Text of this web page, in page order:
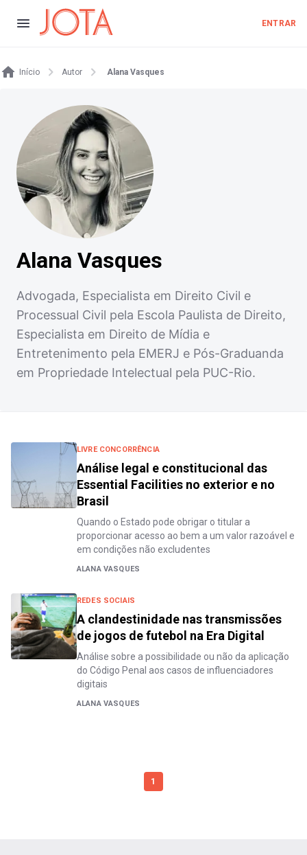
ENTRAR
Início Autor Alana Vasques
Alana Vasques
Advogada, Especialista em Direito Civil e
Processual Civil pela Escola Paulista de Direito,
Especialista em Direito de Mídia e
Entretenimento pela EMERJ e Pós-Graduanda
em Propriedade Intelectual pela PUC-Rio.
LIVRE CONCORRÊNCIA
Análise legal e constitucional das
Essential Facilities no exterior e no
Brasil
Quando o Estado pode obrigar o titular a
proporcionar acesso ao bem a um valor razoável e
em condições não excludentes
ALANA VASQUES
REDES SOCIAIS
A clandestinidade nas transmissões
de jogos de futebol na Era Digital
Análise sobre a possibilidade ou não da aplicação
do Código Penal aos casos de influenciadores
digitais
ALANA VASQUES
1